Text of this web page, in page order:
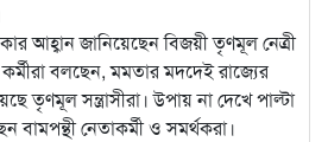
আহ্বান জানিয়েছেন বিজয়ী তৃণমূল নেত্রী
কর্মীরা বলছেন, মমতার মদদেই রাজ্যের
তৃণমূল সন্ত্রাসীরা। উপায় না দেখে পাল্টা
বামপন্থী নেতাকর্মী ও সমর্থকরা।